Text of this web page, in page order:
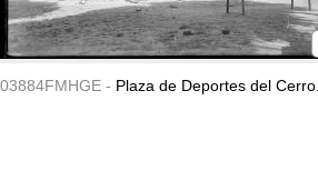
03884FMHGE - Plaza de Deportes del Cerro.